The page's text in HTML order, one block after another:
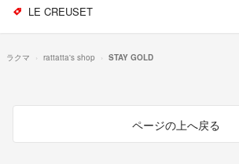
LE CREUSET
ラクマ rattatta's shop STAY GOLD
ページの上へ戻る